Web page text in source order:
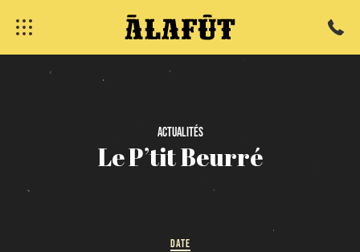
Actualités
LeP’titBeurré
DATE